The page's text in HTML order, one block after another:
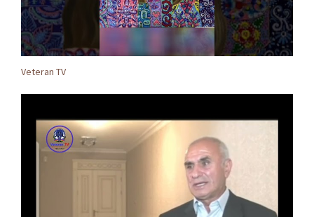
Veteran TV